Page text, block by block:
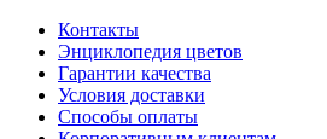
Контакты
Энциклопедия цветов
Гарантии качества
Условия доставки
Способы оплаты